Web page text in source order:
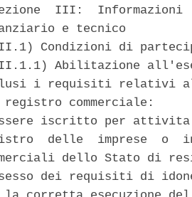
III:  Informazioni
e tecnico
Condizioni di
Abilitazione
i requisiti relativi
registro commerciale:
iscritto per
delle  imprese  o
dello Stato di
dei requisiti di